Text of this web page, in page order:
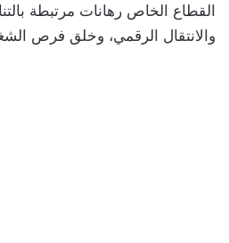
القطاع الخاص رهانات مرتبطة
والانتقال الرقمي، وخلق فرص